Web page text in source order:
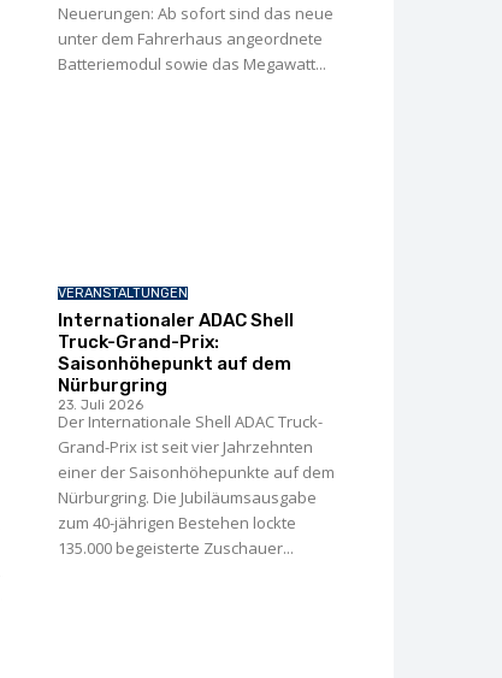
Neuerungen: Ab sofort sind das neue
unter dem Fahrerhaus angeordnete
Batteriemodul sowie das Megawatt...
VERANSTALTUNGEN
Internationaler ADAC Shell
Truck-Grand-Prix:
Saisonhöhepunkt auf dem
Nürburgring
23. Juli 2026
Der Internationale Shell ADAC Truck-
Grand-Prix ist seit vier Jahrzehnten
einer der Saisonhöhepunkte auf dem
Nürburgring. Die Jubiläumsausgabe
zum 40-jährigen Bestehen lockte
135.000 begeisterte Zuschauer...